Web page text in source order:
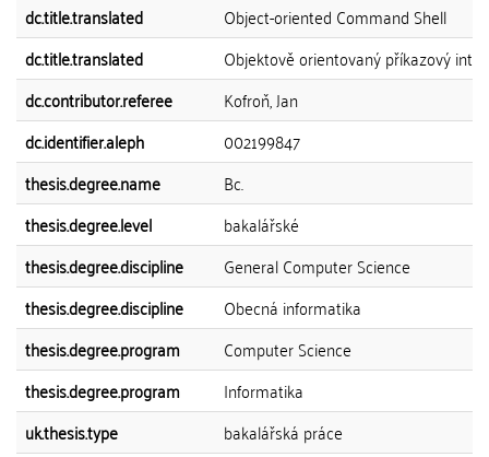
dc.title.translated
Object-oriented Command Shell
dc.title.translated
Objektově orientovaný příkazový
dc.contributor.referee
Kofroň, Jan
dc.identifier.aleph
002199847
thesis.degree.name
Bc.
thesis.degree.level
bakalářské
thesis.degree.discipline
General Computer Science
thesis.degree.discipline
Obecná informatika
thesis.degree.program
Computer Science
thesis.degree.program
Informatika
uk.thesis.type
bakalářská práce